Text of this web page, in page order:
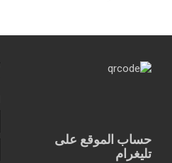
حساب الموقع على
تليغرام